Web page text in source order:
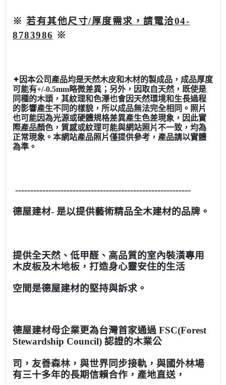
※ 若有其他尺寸/厚度需求， 請電洽04-
8783986 ※
✦因本公司產品均是天然木皮和木材的製成品，成品厚度
可能有+/-0.5mm略微差異；另外，因取自天然，既使是
同種的木頭，其紋理和色澤也會因天然環境和生長過程
的影響產生不同的樣貌，所以成品無法完全相同。照片
也可能因為光源或硬體規格差異產生色差現象，因此實
際產品顏色，質感或紋理可能與網站照片不一致，均為
正常現象。本網站產品照片僅提供參考，產品請以實體
為準。
----------------------------------------------------------
德屋建材- 是以提供藝術精品全木建材的品牌。
提供全天然、低甲醛、高品質的室內裝潢專用
木皮板及木地板，打造身心靈安住的生活
空間是德屋建材的堅持與訴求。
德屋建材母企業更為台灣首家通過 FSC(Forest
Stewardship Council) 認證的木業公
司，友善森林，與世界同步接軌，與國外林場
有三十多年的長期信賴合作，產地直送，